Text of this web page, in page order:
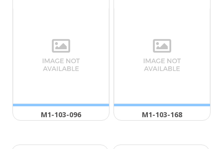
Μ1-103-096 Μ1-103-168